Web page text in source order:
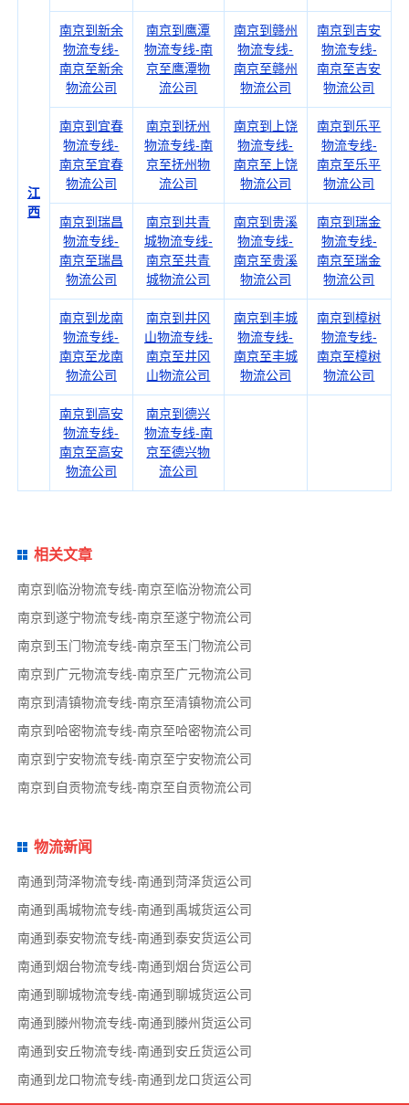
江
西
南京到新余
物流专线-
南京至新余
物流公司
南京到鹰潭
物流专线-南
京至鹰潭物
流公司
南京到赣州
物流专线-
南京至赣州
物流公司
南京到吉安
物流专线-
南京至吉安
物流公司
南京到宜春
物流专线-
南京至宜春
物流公司
南京到抚州
物流专线-南
京至抚州物
流公司
南京到上饶
物流专线-
南京至上饶
物流公司
南京到乐平
物流专线-
南京至乐平
物流公司
南京到瑞昌
物流专线-
南京至瑞昌
物流公司
南京到共青
城物流专线-
南京至共青
城物流公司
南京到贵溪
物流专线-
南京至贵溪
物流公司
南京到瑞金
物流专线-
南京至瑞金
物流公司
南京到龙南
物流专线-
南京至龙南
物流公司
南京到井冈
山物流专线-
南京至井冈
山物流公司
南京到丰城
物流专线-
南京至丰城
物流公司
南京到樟树
物流专线-
南京至樟树
物流公司
南京到高安
物流专线-
南京至高安
物流公司
南京到德兴
物流专线-南
京至德兴物
流公司
相关文章
南京到临汾物流专线-南京至临汾物流公司
南京到遂宁物流专线-南京至遂宁物流公司
南京到玉门物流专线-南京至玉门物流公司
南京到广元物流专线-南京至广元物流公司
南京到清镇物流专线-南京至清镇物流公司
南京到哈密物流专线-南京至哈密物流公司
南京到宁安物流专线-南京至宁安物流公司
南京到自贡物流专线-南京至自贡物流公司
物流新闻
南通到菏泽物流专线-南通到菏泽货运公司
南通到禹城物流专线-南通到禹城货运公司
南通到泰安物流专线-南通到泰安货运公司
南通到烟台物流专线-南通到烟台货运公司
南通到聊城物流专线-南通到聊城货运公司
南通到滕州物流专线-南通到滕州货运公司
南通到安丘物流专线-南通到安丘货运公司
南通到龙口物流专线-南通到龙口货运公司